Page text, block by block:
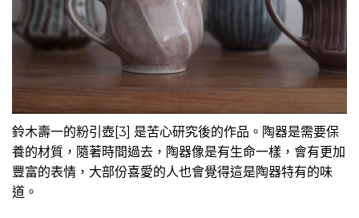
鈴木壽一的粉引壺[3] 是苦心研究後的作品。陶器是需要保
養的材質，隨著時間過去，陶器像是有生命一樣，會有更加
豐富的表情，大部份喜愛的人也會覺得這是陶器特有的味
道。